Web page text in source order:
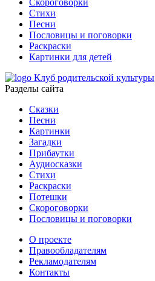
Скороговорки
Стихи
Песни
Пословицы и поговорки
Раскраски
Картинки для детей
Клуб родительской культуры
Разделы сайта
Сказки
Песни
Картинки
Загадки
Прибаутки
Аудиосказки
Стихи
Раскраски
Потешки
Скороговорки
Пословицы и поговорки
О проекте
Правообладателям
Рекламодателям
Контакты